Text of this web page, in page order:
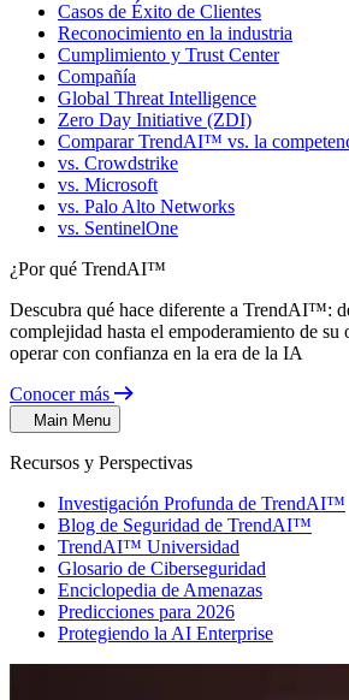
Casos de Éxito de Clientes
Reconocimiento en la industria
Cumplimiento y Trust Center
Compañía
Global Threat Intelligence
Zero Day Initiative (ZDI)
Comparar TrendAI™ vs. la
vs. Crowdstrike
vs. Microsoft
vs. Palo Alto Networks
vs. SentinelOne
¿Por qué TrendAI™
Descubra qué hace diferente a TrendAI™:
complejidad hasta el empoderamiento de su
operar con confianza en la era de la IA
Conocer más
Main Menu
Recursos y Perspectivas
Investigación Profunda de TrendAI™
Blog de Seguridad de TrendAI™
TrendAI™ Universidad
Glosario de Ciberseguridad
Enciclopedia de Amenazas
Predicciones para 2026
Protegiendo la AI Enterprise